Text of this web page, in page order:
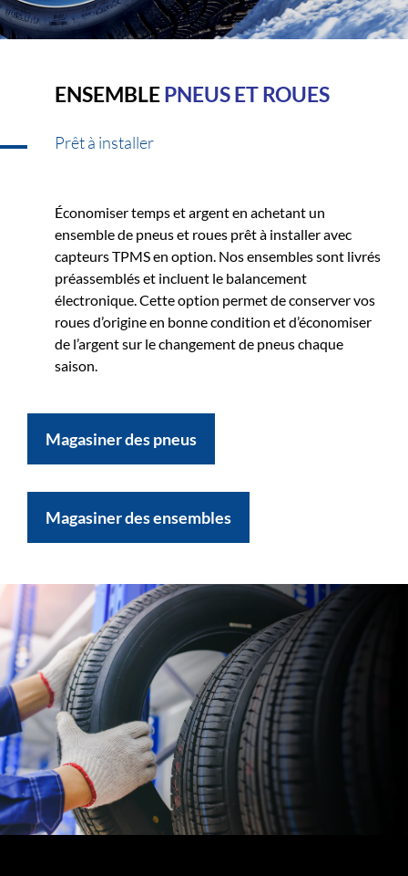
ENSEMBLEPNEUS ET ROUES
Prêt à installer
Économiser temps et argent en achetant un
ensemble de pneus et roues prêt à installer avec
capteurs TPMS en option. Nos ensembles sont livrés
préassemblés et incluent le balancement
électronique. Cette option permet de conserver vos
roues d’origine en bonne condition et d’économiser
de l’argent sur le changement de pneus chaque
saison.
Magasiner des pneus
Magasiner des ensembles